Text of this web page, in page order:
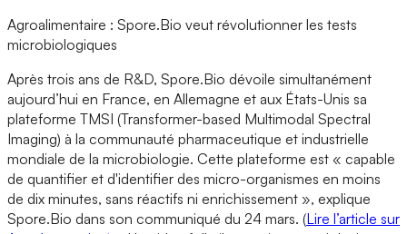
Agroalimentaire : Spore.Bio veut révolutionner les tests
microbiologiques
Après trois ans de R&D, Spore.Bio dévoile simultanément
aujourd’hui en France, en Allemagne et aux États-Unis sa
plateforme TMSI (Transformer-based Multimodal Spectral
Imaging) à la communauté pharmaceutique et industrielle
mondiale de la microbiologie. Cette plateforme est « capable
de quantifier et d'identifier des micro-organismes en moins
de dix minutes, sans réactifs ni enrichissement », explique
Spore.Bio dans son communiqué du 24 mars. (Lire l’article sur